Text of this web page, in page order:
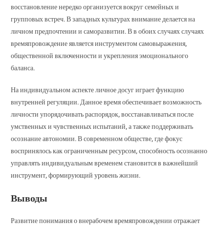
восстановление нередко организуется вокруг семейных и
групповых встреч. В западных культурах внимание делается на
личном предпочтении и саморазвитии. В в обоих случаях случаях
времяпровождение является инструментом самовыражения,
общественной включенности и укрепления эмоционального
баланса.
На индивидуальном аспекте личное досуг играет функцию
внутренней регуляции. Данное время обеспечивает возможность
личности упорядочивать распорядок, восстанавливаться после
умственных и чувственных испытаний, а также поддерживать
осознание автономии. В современном обществе, где фокус
воспринялось как ограниченным ресурсом, способность осознанно
управлять индивидуальным временем становится в важнейший
инструмент, формирующий уровень жизни.
Выводы
Развитие понимания о внерабочем времяпровождении отражает